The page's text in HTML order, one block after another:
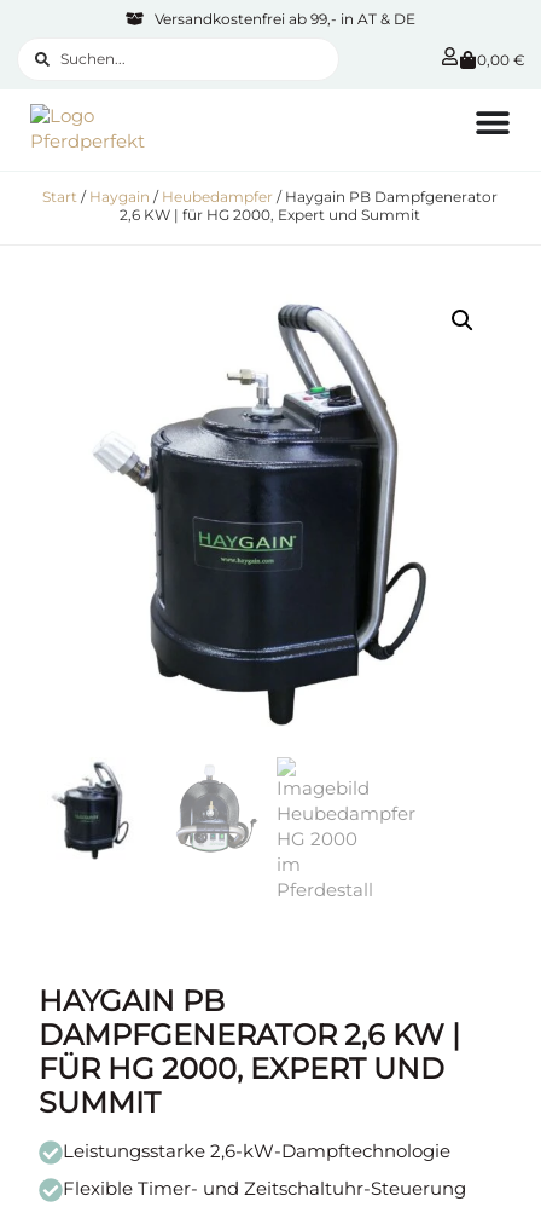
Versandkostenfrei ab 99,- in AT & DE
0,00 €
Start / Haygain / Heubedampfer / Haygain PB Dampfgenerator
2,6 KW | für HG 2000, Expert und Summit
HAYGAIN PB
DAMPFGENERATOR 2,6 KW |
FÜR HG 2000, EXPERT UND
SUMMIT
Leistungsstarke 2,6-kW-Dampftechnologie
Flexible Timer- und Zeitschaltuhr-Steuerung